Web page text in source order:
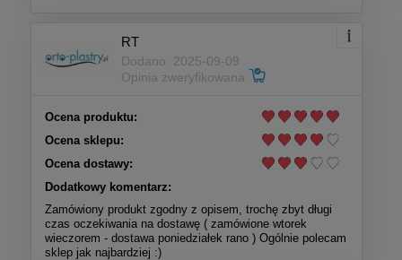
RT
Dodano: 2025-09-09
Opinia zweryfikowana
Ocena produktu:
Ocena sklepu:
Ocena dostawy:
Dodatkowy komentarz:
Zamówiony produkt zgodny z opisem, trochę zbyt długi
czas oczekiwania na dostawę ( zamówione wtorek
wieczorem - dostawa poniedziałek rano ) Ogólnie polecam
sklep jak najbardziej :)